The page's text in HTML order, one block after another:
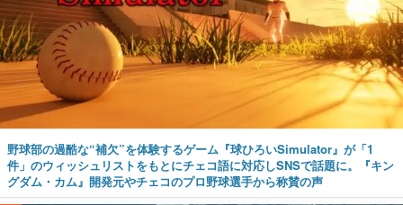
野球部の過酷な“補欠”を体験するゲーム『球ひろいSimulator』が「1
件」のウィッシュリストをもとにチェコ語に対応しSNSで話題に。『キン
グダム・カム』開発元やチェコのプロ野球選手から称賛の声